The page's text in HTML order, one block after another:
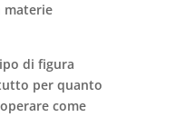
materie
di figura
per quanto
come